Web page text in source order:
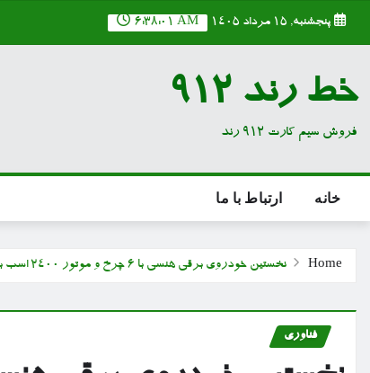
پنجشنبه, ۱۵ مرداد ۱۴۰۵ 6:38:02 AM
خط رند 912
فروش سیم کارت 912 رند
خانه ارتباط با ما
Home نخستین خودروی برقی هنسی با ۶ چرخ و موتور ۲۴۰۰ اسب بخار
فناوری